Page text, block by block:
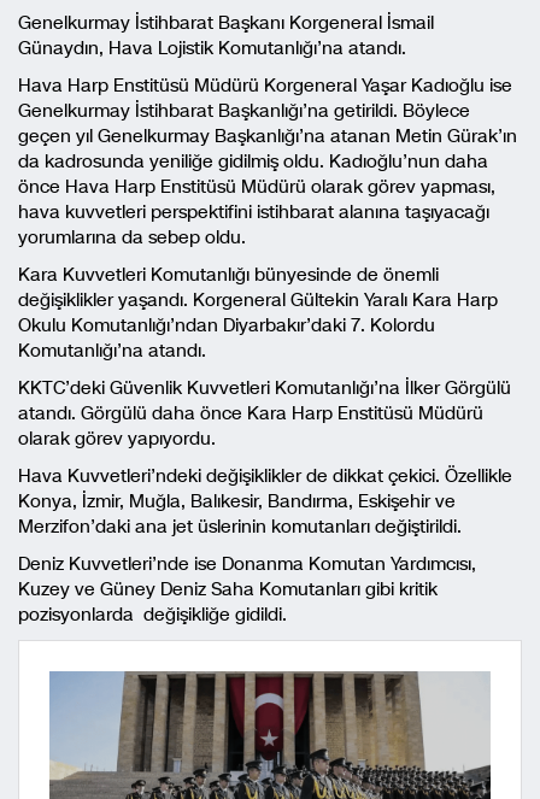
Genelkurmay İstihbarat Başkanı Korgeneral İsmail
Günaydın, Hava Lojistik Komutanlığı’na atandı.
Hava Harp Enstitüsü Müdürü Korgeneral Yaşar Kadıoğlu ise
Genelkurmay İstihbarat Başkanlığı’na getirildi. Böylece
geçen yıl Genelkurmay Başkanlığı’na atanan Metin Gürak’ın
da kadrosunda yeniliğe gidilmiş oldu. Kadıoğlu’nun daha
önce Hava Harp Enstitüsü Müdürü olarak görev yapması,
hava kuvvetleri perspektifini istihbarat alanına taşıyacağı
yorumlarına da sebep oldu.
Kara Kuvvetleri Komutanlığı bünyesinde de önemli
değişiklikler yaşandı. Korgeneral Gültekin Yaralı Kara Harp
Okulu Komutanlığı’ndan Diyarbakır’daki 7. Kolordu
Komutanlığı’na atandı.
KKTC’deki Güvenlik Kuvvetleri Komutanlığı’na İlker Görgülü
atandı. Görgülü daha önce Kara Harp Enstitüsü Müdürü
olarak görev yapıyordu.
Hava Kuvvetleri’ndeki değişiklikler de dikkat çekici. Özellikle
Konya, İzmir, Muğla, Balıkesir, Bandırma, Eskişehir ve
Merzifon’daki ana jet üslerinin komutanları değiştirildi.
Deniz Kuvvetleri’nde ise Donanma Komutan Yardımcısı,
Kuzey ve Güney Deniz Saha Komutanları gibi kritik
pozisyonlarda değişikliğe gidildi.